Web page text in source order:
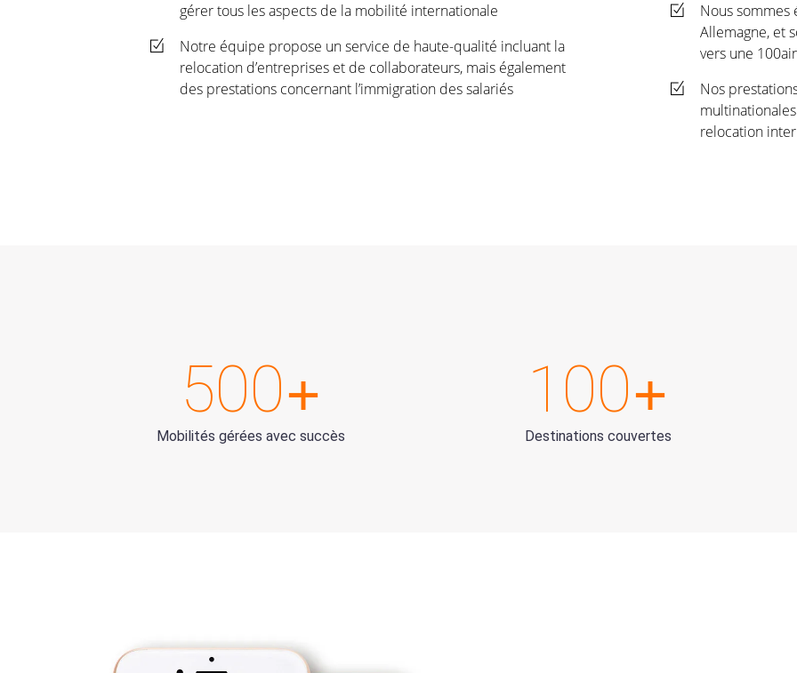
gérer tous les aspects de la mobilité internationale
Notre équipe propose un service de haute-qualité incluant la
relocation d’entreprises et de collaborateurs, mais également
des prestations concernant l’immigration des salariés
Nous sommes
Allemagne, et
vers une
Nos
relocation
500+
Mobilités gérées avec succès
100+
Destinations couvertes